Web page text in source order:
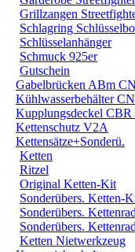
Grillzangen
Schlagring
Schlüsselanhänger
Schmuck 925er
Gutschein
Gabelbrücken ABm
Kühlwasserbehälter
Kupplungsdeckel CBR
Kettenschutz V2A
Kettensätze+Sonderü.
Ketten
Ritzel
Original Ketten-Kit
Sonderübers. Ketten-
Sonderübers.
Sonderübers.
Ketten Nietwerkzeug